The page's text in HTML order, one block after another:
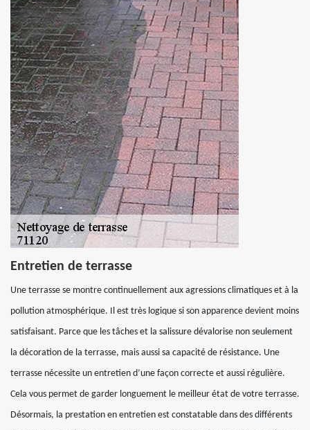
Entretien de terrasse
Une terrasse se montre continuellement aux agressions climatiques et à la
pollution atmosphérique. Il est très logique si son apparence devient moins
satisfaisant. Parce que les tâches et la salissure dévalorise non seulement
la décoration de la terrasse, mais aussi sa capacité de résistance. Une
terrasse nécessite un entretien d’une façon correcte et aussi régulière.
Cela vous permet de garder longuement le meilleur état de votre terrasse.
Désormais, la prestation en entretien est constatable dans des différents